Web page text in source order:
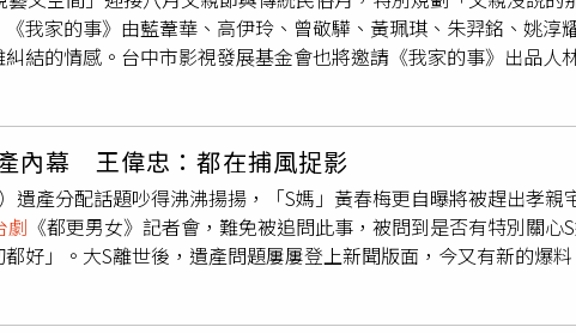
自己的軍人父親獨自照顧他與三位姊姊，每年除夕送孩子們搭火
玩弓箭，父親每天中午回家煮飯，還會重新削竹子、磨平竹片，
那一把把竹弓不只是玩具，而是爸爸藏在日常裡、不曾說出口的
更能演出父親既牽掛又必須放手的複雜心情。郭子乾則把自身傷
間接獲母親病危通知，處理完後事後仍照常登台，後來便與導演將
設定，「我把自己的悲傷放進角色裡，反而讓角色更真實、更感人
活躍於音樂劇及舞台劇 界，曾演出《Radio Star》、《Aida》、、
演出《藍色生死戀》中宋慧喬少女時期打開知名度，之後憑《明
走紅，更以《幼齒老婆Oh My God》鞏固「國民妹妹」形象。
歲便成為當時史上最年輕的大獎得主，近年文瑾瑩不僅在Netflix
夫支持下持續投入演藝事業。
我家的事》由藍葦華、高伊玲、曾敬驊、黃珮琪、朱羿銘、姚淳
結的情感。台中市影視發展基金會也將邀請《我家的事》出品人
劇背後的故事：一位
幕後工作者的心路歷程」，千萬別錯
》，以精湛演技細膩呈現失智父親的脆弱與尊嚴；愛爾蘭電影《
斯卡最佳國際影片15強。而為配合即將來臨的農曆七月，另一焦
編兒歌、結合VR實境的票房破億電影《泥娃娃》；融合心理驚
澳洲電影《滿血復活》；代表泰國角逐奧斯卡最佳國際影片、腦洞
默挑戰撒旦獻祭、深受觀眾喜愛的愛爾蘭邪典喜劇《通靈駕訓班
夏日裡既發毛又發笑，享受另類消暑體驗。「鬼片就4這樣拍」
提供）中山73還同步推出《鬼鬼集合！》插畫特展，將於8月13日
內幕 王偉忠：都在捕風捉影
遺產分配話題吵得沸沸揚揚，「S媽」黃春梅更自曝將被趕出孝親
劇 《都更男女》記者會，難免被追問此事，被問到是否有特別關
好」。大S離世後，遺產問題屢屢登上新聞版面，今又有新的爆
轉移數千萬元資產，也打算將孝親宅「國家藝術館」過戶給S媽
前動過搬去韓國生活的念頭？王偉忠坦言完全不知情，並直白表示